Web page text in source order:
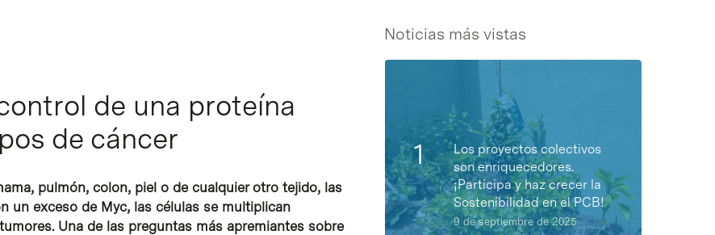
de una proteína
de cáncer
pulmón, colon, piel o de cualquier otro tejido, las
un exceso de Myc, las células se multiplican
Una de las preguntas más apremiantes sobre
Noticias más vistas
Los proyectos colectivos
son enriquecedores.
¡Participa y haz crecer la
Sostenibilidad en el PCB!
9 de septiembre de 2025